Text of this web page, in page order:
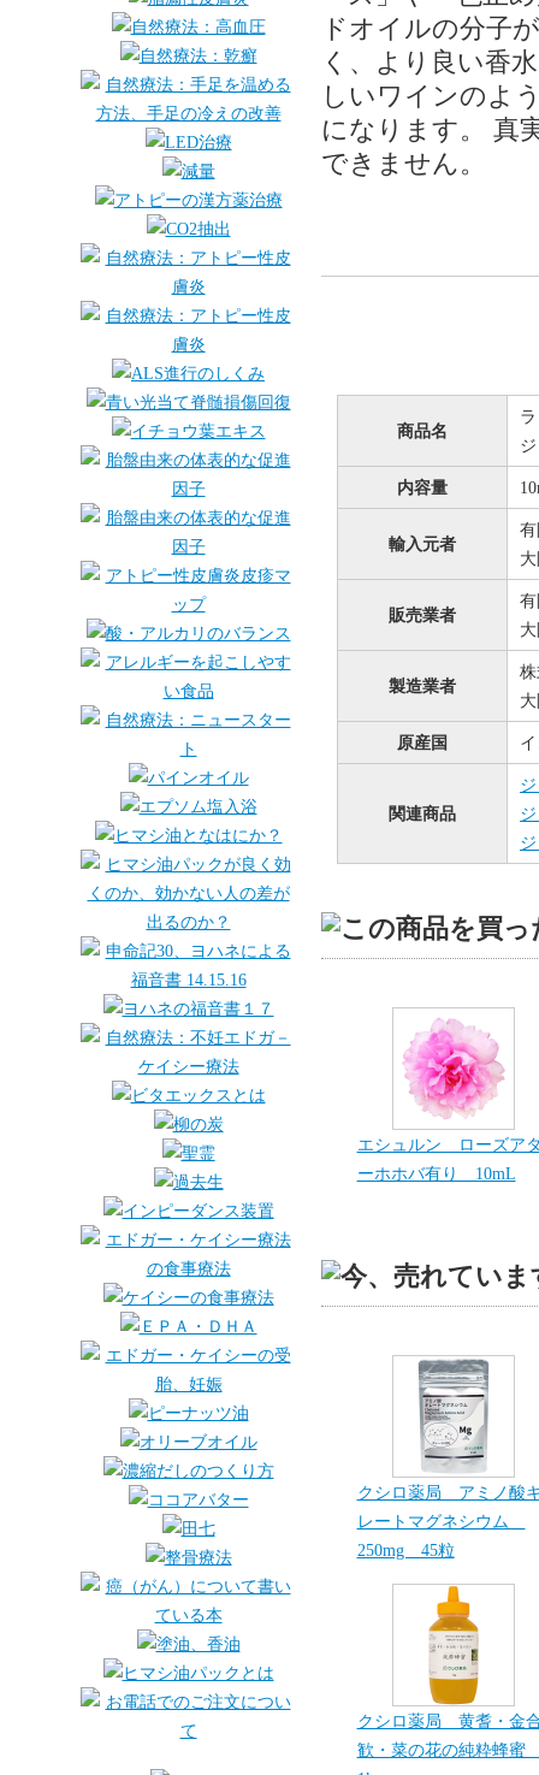
ドオイルの分子
く、より良い香
しいワインのよ
になります。 真
できません。
商品名
内容量
輸入元者
販売業者
製造業者
原産国
関連商品
エシュルン ローズア
ーホホバ有り 10mL
クシロ薬局 アミノ酸
レートマグネシウム
250mg 45粒
クシロ薬局 黄耆・金
歓・菜の花の純粋蜂